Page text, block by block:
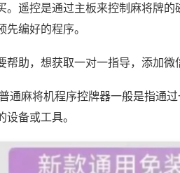
。遥控是通过主板来控制麻将牌
编好的程序。
帮助，想获取一对一指导，添加微
通麻将机程序控牌器一般是指通
备或工具。